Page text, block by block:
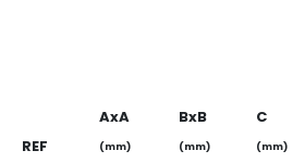
REF
AxA
(mm)
BxB
(mm)
C
(mm)